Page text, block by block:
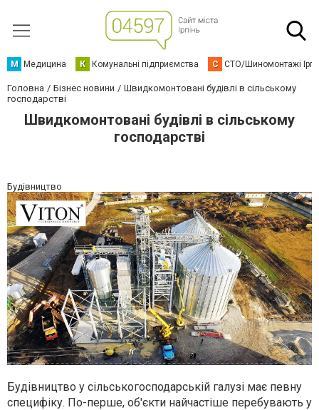
М Медицина К Комунальні підприємства С СТО/Шиномонтажі
Головна Бізнес новини
Швидкомонтовані будівлі в сільському
господарстві
Швидкомонтовані будівлі в сільському
господарстві
Будівництво
Будівництво у сільськогосподарській галузі має певну
специфіку. По-перше, об'єкти найчастіше перебувають у